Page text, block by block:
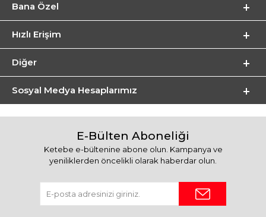
Bana Özel
Hızlı Erişim
Diğer
Sosyal Medya Hesaplarımız
E-Bülten Aboneliği
Ketebe e-bültenine abone olun. Kampanya ve
yeniliklerden öncelikli olarak haberdar olun.